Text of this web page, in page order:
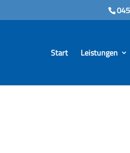
Start Leistungen